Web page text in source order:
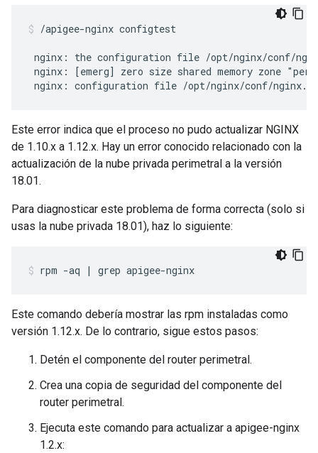
/apigee-nginx configtest
nginx: the configuration file /opt/nginx/conf/
nginx: [emerg] zero size shared memory zone
Este error indica que el proceso no pudo actualizar NGINX
de 1.10.x a 1.12.x. Hay un error conocido relacionado con la
actualización de la nube privada perimetral a la versión
18.01.
Para diagnosticar este problema de forma correcta (solo si
usas la nube privada 18.01), haz lo siguiente:
Este comando debería mostrar las rpm instaladas como
versión 1.12.x. De lo contrario, sigue estos pasos:
Detén el componente del router perimetral.
Crea una copia de seguridad del componente del
router perimetral.
Ejecuta este comando para actualizar a apigee-nginx
1.2.x: